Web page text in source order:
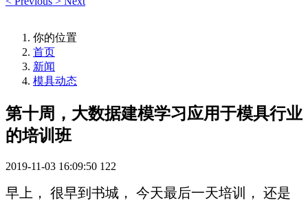
你的位置
首页
新闻
模具动态
第十周，大数据建模学习应用于模具行业
的培训班
2019-11-03 16:09:50 122
早上， 很早到书城， 今天最后一天培训， 还是